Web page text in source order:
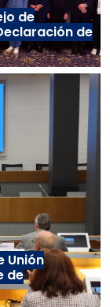
de
de
Unión
de